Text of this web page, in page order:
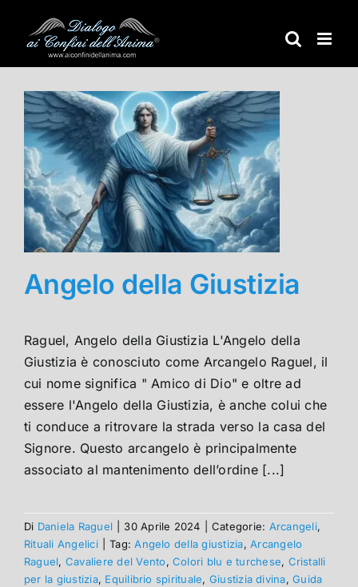
contenuto
Angelo della Giustizia
Raguel, Angelo della Giustizia L'Angelo della
Giustizia è conosciuto come Arcangelo Raguel, il
cui nome significa " Amico di Dio" e oltre ad
essere l'Angelo della Giustizia, è anche colui che
ti conduce a ritrovare la strada verso la casa del
Signore. Questo arcangelo è principalmente
associato al mantenimento dell’ordine [...]
Di Daniela Raguel 30 Aprile 2024 Categorie: Arcangeli,
Rituali Angelici
Tag:Angelo della giustizia,Arcangelo
Raguel, Cavaliere del Vento, Colori blu e turchese, Cristalli
per la giustizia, Equilibrio spirituale, Giustizia divina,Guida